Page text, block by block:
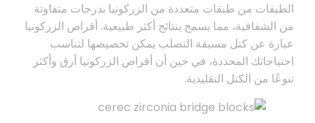
الطبقات من طبقات متعددة من الزركونيا بدرجات متفاوتة
من الشفافية، مما يسمح بنتائج أكثر طبيعية. أقراص الزركونيا
عبارة عن كتل مسبقة التصلب يمكن تخصيصها لتناسب
احتياجاتك المحددة، في حين أن أقراص الزركونيا أرق وأكثر
تنوعًا من الكتل التقليدية.